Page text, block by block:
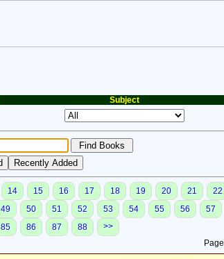
Subject
14 15 16 17 18 19 20 21 22
49 50 51 52 53 54 55 56 57
85 86 87 88
>>
Page